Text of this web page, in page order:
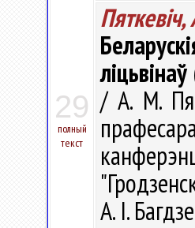
29
полный
текст
/ А. М.
А. I.